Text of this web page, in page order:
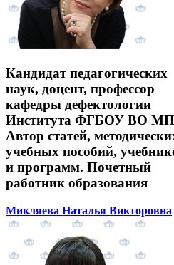
Кандидат педагогических
наук, доцент, профессор
кафедры дефектологии
Института ФГБОУ ВО
Автор статей,
учебных пособий,
и программ. Почетный
работник образования
Микляева Наталья Викторовна